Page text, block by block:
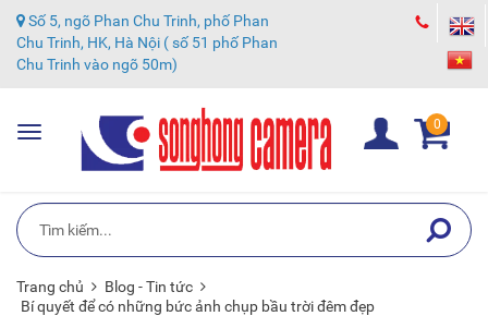
Số 5, ngõ Phan Chu Trinh, phố Phan
Chu Trinh, HK, Hà Nội ( số 51 phố Phan
Chu Trinh vào ngõ 50m)
Toggle
navigation
0
Trang chủ
Blog - Tin tức
Bí quyết để có những bức ảnh chụp bầu trời đêm đẹp